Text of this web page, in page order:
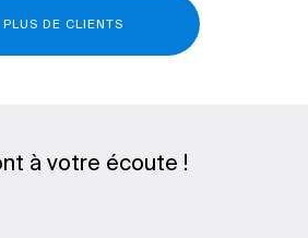
PLUS DE CLIENTS
à votre écoute !